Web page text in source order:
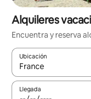
Alquileres
Encuentra y reserva
Ubicación
Cuando los
Llegada